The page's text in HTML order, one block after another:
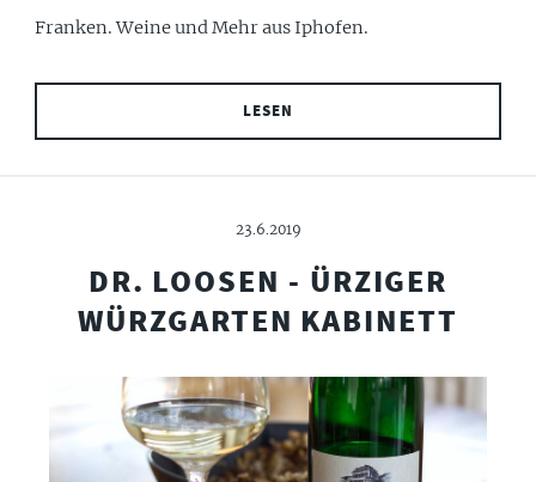
Franken. Weine und Mehr aus Iphofen.
LESEN
23.6.2019
DR. LOOSEN - ÜRZIGER
WÜRZGARTEN KABINETT